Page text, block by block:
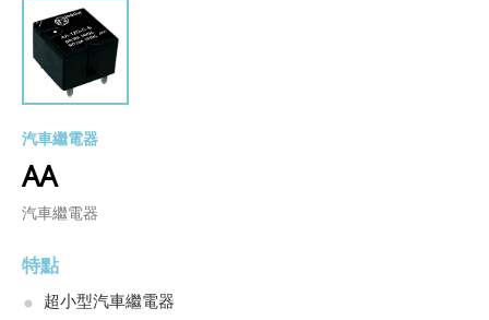
汽車繼電器
AA
汽車繼電器
特點
超小型汽車繼電器